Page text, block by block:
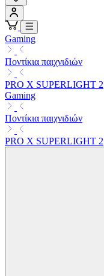
Gaming
Ποντίκια παιχνιδιών
PRO X SUPERLIGHT 2
Gaming
Ποντίκια παιχνιδιών
PRO X SUPERLIGHT 2